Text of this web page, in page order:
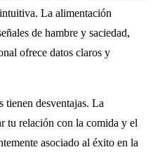
La alimentación
de hambre y saciedad,
ofrece datos claros y
tienen desventajas. La
tu relación con la comida y el
asociado al éxito en la